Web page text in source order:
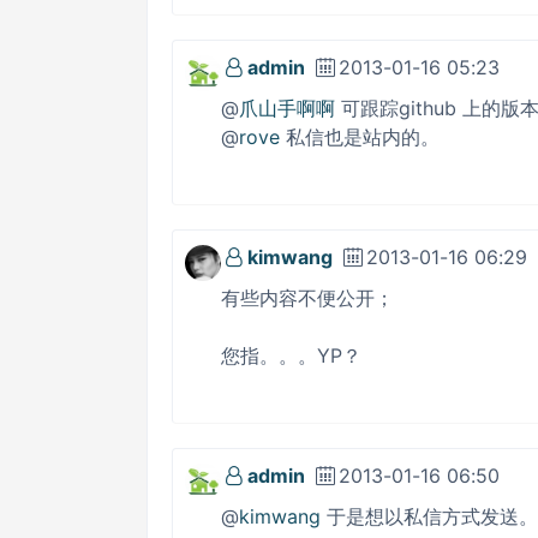
admin
2013-01-16 05:23
@爪山手啊啊 可跟踪github 上的版本
@rove 私信也是站内的。
kimwang
2013-01-16 06:29
有些内容不便公开；
您指。。。YP？
admin
2013-01-16 06:50
@kimwang 于是想以私信方式发送。